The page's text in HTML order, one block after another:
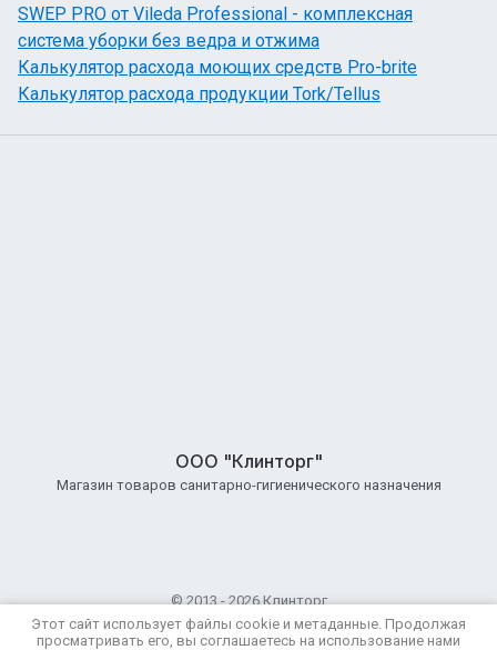
SWEP PRO от Vileda Professional - комплексная
система уборки без ведра и отжима
Калькулятор расхода моющих средств Pro-brite
Калькулятор расхода продукции Tork/Tellus
ООО "Клинторг"
Магазин товаров санитарно-гигиенического назначения
© 2013 - 2026 Клинторг
Политика конфиденциальности
Этот сайт использует файлы cookie и метаданные. Продолжая
просматривать его, вы соглашаетесь на использование нами